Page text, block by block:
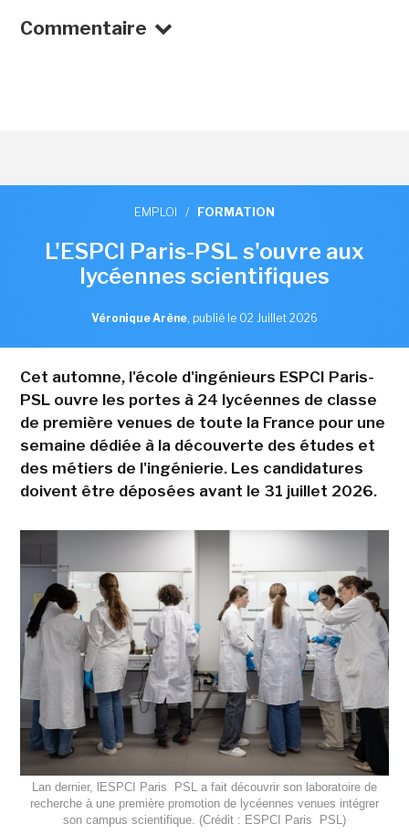
Commentaire
EMPLOI / FORMATION
L'ESPCI Paris-PSL s'ouvre aux
lycéennes scientifiques
Véronique Arène, publié le 02 Juillet 2026
Cet automne, l'école d'ingénieurs ESPCI Paris-
PSL ouvre les portes à 24 lycéennes de classe
de première venues de toute la France pour une
semaine dédiée à la découverte des études et
des métiers de l'ingénierie. Les candidatures
doivent être déposées avant le 31 juillet 2026.
Lan dernier, lESPCI Paris  PSL a fait découvrir son laboratoire de
recherche à une première promotion de lycéennes venues intégrer
son campus scientifique. (Crédit : ESPCI Paris  PSL)